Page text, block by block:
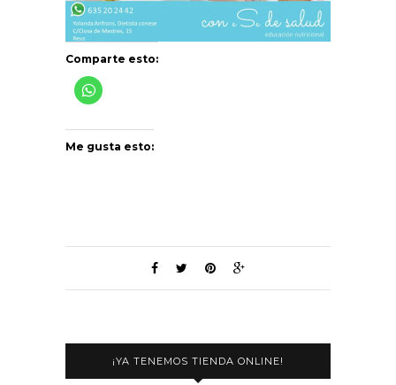
Comparte esto:
Me gusta esto:
¡YA TENEMOS TIENDA ONLINE!